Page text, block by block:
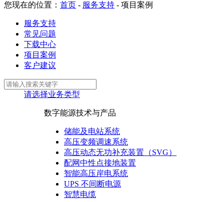
您现在的位置： 首页 - 服务支持 - 项目案例
服务支持
常见问题
下载中心
项目案例
客户建议
请选择业务类型
数字能源技术与产品
储能及电站系统
高压变频调速系统
高压动态无功补充装置（SVG）
配网中性点接地装置
智能高压岸电系统
UPS 不间断电源
智慧电缆